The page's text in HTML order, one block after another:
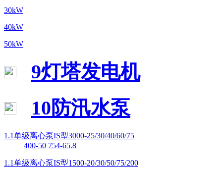
30kW
40kW
50kW
9灯塔发电机
10防汛水泵
1.1单级离心泵IS型3000-25/30/40/60/75
400-50 754-65.8
1.1单级离心泵IS型1500-20/30/50/75/200